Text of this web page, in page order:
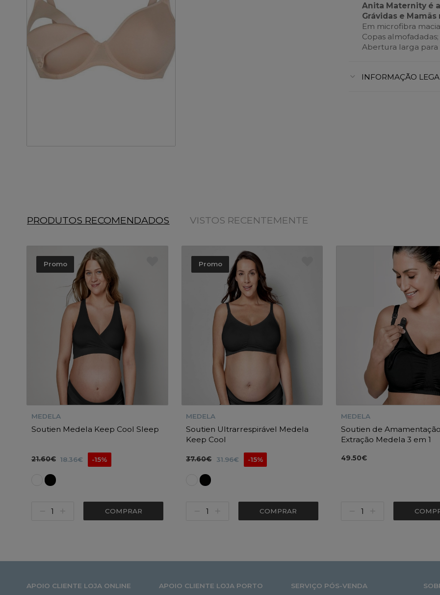
Anita Maternity é
Grávidas e Mamãs
Em microfibra
Copas almofadadas;
Abertura larga para
INFORMAÇÃO
PRODUTOS RECOMENDADOS VISTOS RECENTEMENTE
Promo
MEDELA
Soutien Medela Keep Cool Sleep
21.60€ 18.36€ -15%
COMPRAR
Promo
MEDELA
Soutien Ultrarrespirável Medela
Keep Cool
37.60€ 31.96€ -15%
COMPRAR
MEDELA
Soutien de
Extração Medela 3 em 1
49.50€
APOIO CLIENTE LOJA ONLINE APOIO CLIENTE LOJA PORTO SERVIÇO PÓS-VENDA